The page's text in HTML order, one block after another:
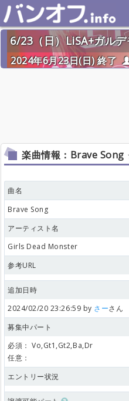
6/23（日）LiSA+ガル
2024年6月23日(日) 終了
楽曲情報：Brave Song
曲名
Brave Song
アーティスト名
Girls Dead Monster
参考URL
追加日時
2024/02/20 23:26:59 by さーさん
募集中パート
必須： Vo,Gt1,Gt2,Ba,Dr
任意：
エントリー状況